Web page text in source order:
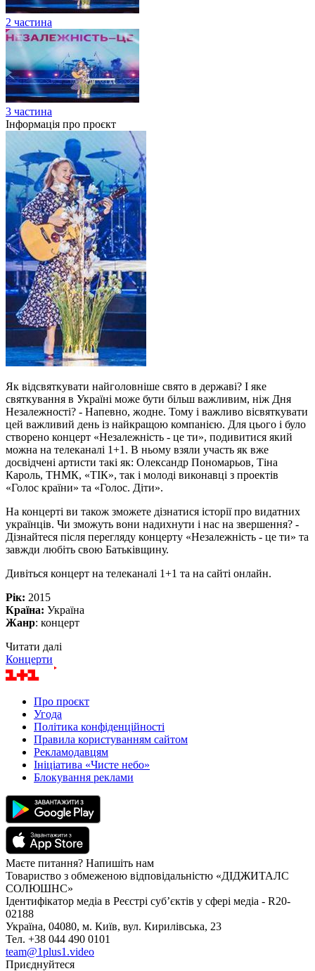
2 частина
3 частина
Інформація про проєкт
Як відсвяткувати найголовніше свято в державі? І яке
святкування в Україні може бути більш важливим, ніж Дня
Незалежності? - Напевно, жодне. Тому і важливо вісвяткувати
цей важливий день із найкращою компанією. Для цього і було
створено концерт «Незалежність - це ти», подивитися який
можна на телеканалі 1+1. В ньому взяли участь як вже
досвідчені артисти такі як: Олександр Пономарьов, Тіна
Кароль, ТНМК, «ТІК», так і молоді виконавці з проектів
«Голос країни» та «Голос. Діти».
На концерті ви також зможете дізнатися історії про видатних
українців. Чи зможуть вони надихнути і нас на звершення? -
Дізнайтеся після перегляду концерту «Незалежність - це ти» та
завжди любіть свою Батьківщину.
Дивіться концерт на телеканалі 1+1 та на сайті онлайн.
Рік: 2015
Країна: Україна
Жанр: концерт
Читати далі
Концерти
Про проєкт
Угода
Політика конфіденційності
Правила користуванням сайтом
Рекламодавцям
Ініціатива «Чисте небо»
Блокування реклами
Маєте питання? Напишіть нам
Товариство з обмеженою відповідальністю «ДІДЖИТАЛС
СОЛЮШНС»
Ідентифікатор медіа в Реєстрі суб’єктів у сфері медіа - R20-
02188
Україна, 04080, м. Київ, вул. Кирилівська, 23
Тел. +38 044 490 0101
team@1plus1.video
Приєднуйтеся